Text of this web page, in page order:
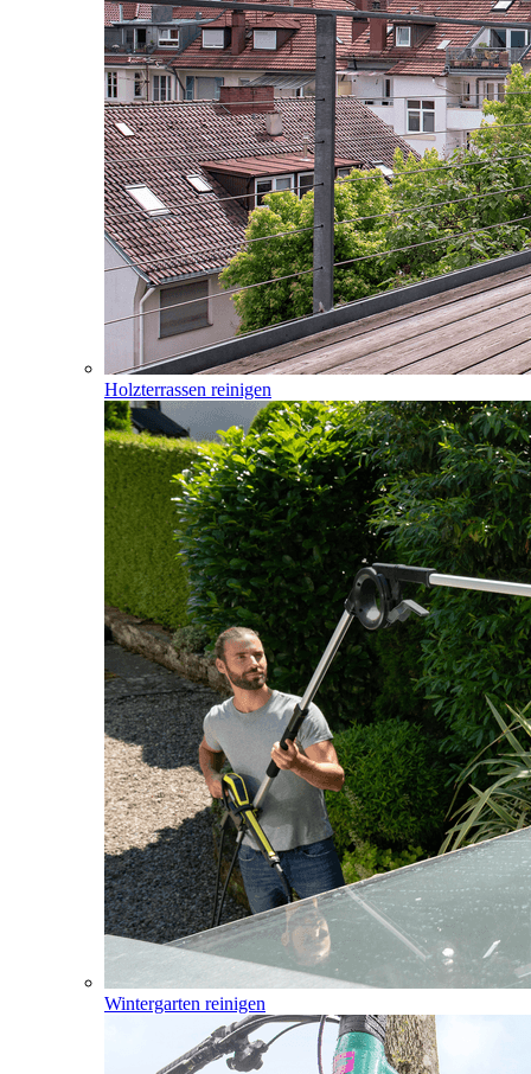
Holzterrassen reinigen
Wintergarten reinigen